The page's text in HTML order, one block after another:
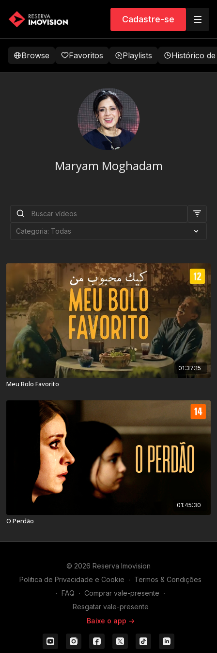
Cadastre-se
Browse Favoritos Playlists Histórico
Maryam Moghadam
01:37:15
Meu Bolo Favorito
01:45:30
O Perdão
© 2026 Reserva Imovision
Politica de Privacidade e Cookie ∙ Termos & Condições
∙ FAQ ∙ Comprar vale-presente ∙
Resgatar vale-presente
Baixe o app ->